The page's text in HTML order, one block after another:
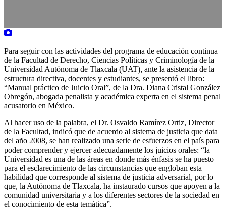
Para seguir con las actividades del programa de educación continua
de la Facultad de Derecho, Ciencias Políticas y Criminología de la
Universidad Autónoma de Tlaxcala (UAT), ante la asistencia de la
estructura directiva, docentes y estudiantes, se presentó el libro:
“Manual práctico de Juicio Oral”, de la Dra. Diana Cristal González
Obregón, abogada penalista y académica experta en el sistema penal
acusatorio en México.
Al hacer uso de la palabra, el Dr. Osvaldo Ramírez Ortiz, Director
de la Facultad, indicó que de acuerdo al sistema de justicia que data
del año 2008, se han realizado una serie de esfuerzos en el país para
poder comprender y ejercer adecuadamente los juicios orales: “la
Universidad es una de las áreas en donde más énfasis se ha puesto
para el esclarecimiento de las circunstancias que engloban esta
habilidad que corresponde al sistema de justicia adversarial, por lo
que, la Autónoma de Tlaxcala, ha instaurado cursos que apoyen a la
comunidad universitaria y a los diferentes sectores de la sociedad en
el conocimiento de esta temática”.